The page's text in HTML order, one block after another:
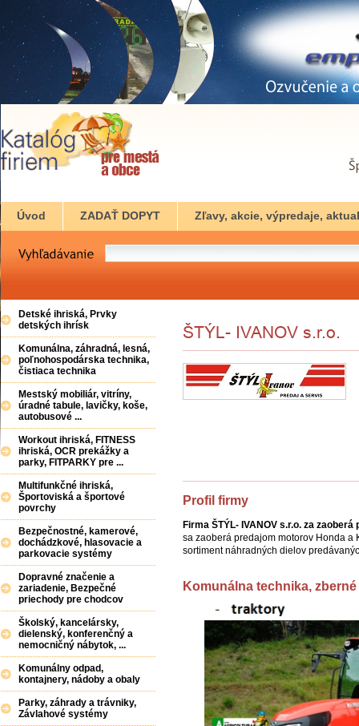
Úvod ZADAŤ DOPYT Zľavy, akcie, výpredaje,
Profil firmy
Firma ŠTÝL- IVANOV s.r.o. za
sa zaoberá predajom motorov Honda a
sortiment náhradných dielov
Komunálna technika,
Detské ihriská, Prvky
detských ihrísk
Komunálna, záhradná, lesná,
poľnohospodárska technika,
čistiaca technika
Mestský mobiliár, vitríny,
úradné tabule, lavičky, koše,
autobusové ...
Workout ihriská, FITNESS
ihriská, OCR prekážky a
parky, FITPARKY pre ...
Multifunkčné ihriská,
Športoviská a športové
povrchy
Bezpečnostné, kamerové,
dochádzkové, hlasovacie a
parkovacie systémy
Dopravné značenie a
zariadenie, Bezpečné
priechody pre chodcov
Školský, kancelársky,
dielenský, konferenčný a
nemocničný nábytok, ...
Komunálny odpad,
kontajnery, nádoby a obaly
Parky, záhrady a trávniky,
Závlahové systémy